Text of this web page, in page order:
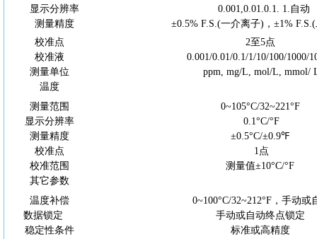
显示分辨率
0.001,0.01.0.1. 1.自动
测量精度
±0.5% F.S.(一介离子)，±1%
校准点
2至5点
校准液
0.001/0.01/0.1/1/10/100/1000/
测量单位
ppm, mg/L, mol/L, mmol/
温度
测量范围
0~105°C/32~221°F
显示分辨率
0.1°C/°F
测量精度
±0.5°C/±0.9℉
校准点
1点
校准范围
测量值±10°C/°F
其它参数
温度补偿
0~100°C/32~212°F ，手动或
数据锁定
手动或自动终点锁定
稳定性条件
标准或高精度